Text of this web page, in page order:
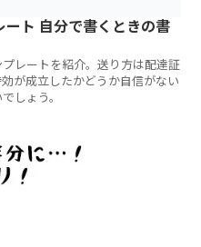
ト 自分で書くときの書
レートを紹介。送り方は配達証
が成立したかどうか自信がない
しょう。